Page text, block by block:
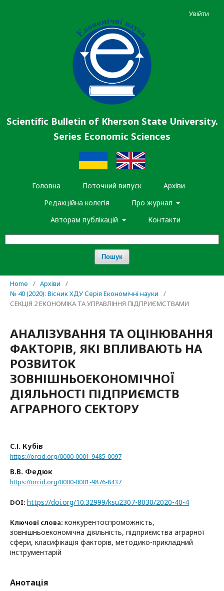
Scientific Bulletin of Kherson State University.
Series Economic Sciences
Головна Поточний випуск
Архіви
Редакційна колегія
Про журнал
Авторам публікацій
Контакти
Пошук
Увійти
Home / Архіви
/
№ 40 (2020): Вісник ХДУ Серія Економічні науки
/
СЕКЦІЯ 2 ЕКОНОМІКА ТА УПРАВЛІННЯ ПІДПРИЄМСТВАМИ
АНАЛІЗУВАННЯ ТА ОЦІНЮВАННЯ
ФАКТОРІВ, ЯКІ ВПЛИВАЮТЬ НА
РОЗВИТОК
ЗОВНІШНЬОЕКОНОМІЧНОЇ
ДІЯЛЬНОСТІ ПІДПРИЄМСТВ
АГРАРНОГО СЕКТОРУ
С.І. Кубів
https://orcid.org/0000-0001-9485-0097
В.В. Федюк
https://orcid.org/0000-0001-9876-8437
DOI: https://doi.org/10.32999/ksu2307-8030/2020-40-4
Ключові слова: конкурентоспроможність,
зовнішньоекономічна діяльність, підприємства аграрної
сфери, класифікація факторів, методико-прикладний
інструментарій
Анотація